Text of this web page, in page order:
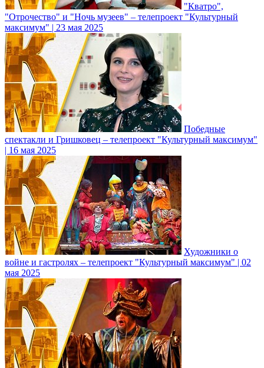
"Кватро",
"Отрочество" и "Ночь музеев" – телепроект "Культурный
максимум" | 23 мая 2025
Победные
спектакли и Гришковец – телепроект "Культурный максимум"
| 16 мая 2025
Художники о
войне и гастролях – телепроект "Культурный максимум" | 02
мая 2025